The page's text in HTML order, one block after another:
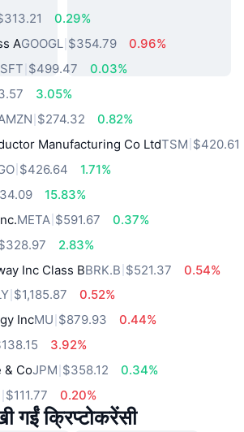
0.29%
AGOOGL $354.79
0.96%
$499.47
0.03%
3.05%
$274.32
0.82%
Manufacturing Co LtdTSM $420.61
$426.64
1.71%
15.83%
META $591.67
0.37%
2.83%
Inc Class BBRK.B $521.37
0.54%
$1,185.87
0.52%
IncMU $879.93
0.44%
3.92%
& CoJPM $358.12
0.34%
$111.77 0.20%
गईं क्रिप्टोकरेंसी